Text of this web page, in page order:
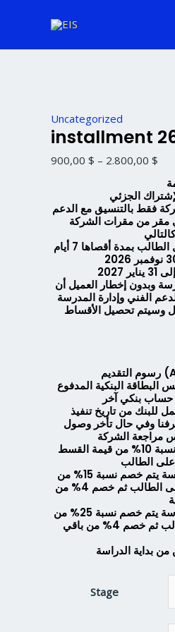
Uncategorized
installment
900,00 $ – 2.800,00 $
الجزئي
فقط بالتنسيق مع الدعم
مقر من مقرات الشركة
وبدون إخطار العميل أن
الفني وإدارة المدرسة
وسيتم تحصيل الأقساط
البطاقة البنكية المدفوع
حساب بنكي آخر
في حساب العميل من 7 – 14 يوم عمل للبنك من تاريخ تنفيذ
وفي حال تأخر وصول
مراجعة الشركة
في حال طلب العميل الاسترداد قبل بداية الدراسة يتم خصم نسبة 10% من قيمة القسط
في حال طلب العميل الاسترداد خلال الأسبوع الأول من الدراسة يتم خصم نسبة 15% من
قيمة القسط الأول والذي قيمته 50% من الرسوم المقررة على الطالب ثم خصم 4% من
في حال طلب العميل الاسترداد خلال الأسبوع الثاني من الدراسة يتم خصم نسبة 25% من
القسط الأول والذي قيمته نصف الرسوم المقررة على الطالب ثم خصم 4% من باقي
بداية الدراسة
Stage
26-